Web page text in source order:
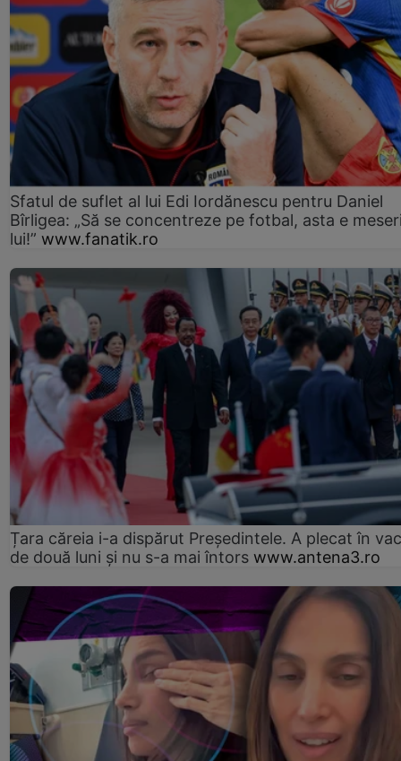
Sfatul de suflet al lui Edi Iordănescu pentru Daniel
Bîrligea: „Să se concentreze pe fotbal, asta e
lui!” www.fanatik.ro
Țara căreia i-a dispărut Președintele. A plecat în
de două luni și nu s-a mai întors www.antena3.ro